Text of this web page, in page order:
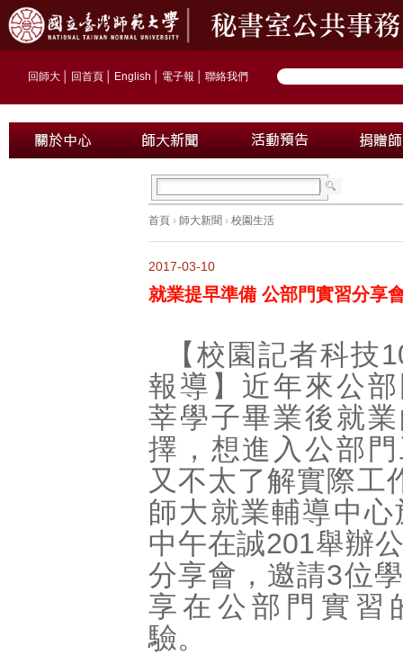
回師大 回首頁 English 電子報 聯絡我們
首頁 › 師大新聞 › 校園生活
2017-03-10
就業提早準備 公部門實習分享
【校園記者科技
報導】近年來公
莘學子畢業後就
擇，想進入公部
又不太了解實際工
師大就業輔導中
中午在誠201舉辦
分享會，邀請3位
享在公部門實習
驗。